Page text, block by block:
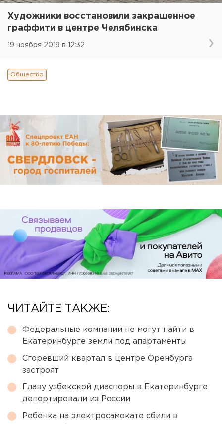
Художники восстановили закрашенное
граффити в центре Челябинска
19 ноября 2019 в 12:32
Общество
ЧИТАЙТЕ ТАКЖЕ:
Федеральные компании не могут найти в
Екатеринбурге земли под апартаменты
Сгоревший квартал в центре Оренбурга
застроят
Главу узбекской диаспоры в Екатеринбурге
депортировали из России
Ребенка на электросамокате сбили в